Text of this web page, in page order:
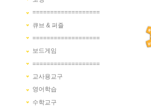
===================
큐브 & 퍼즐
===================
보드게임
===================
교사용교구
영어학습
수학교구